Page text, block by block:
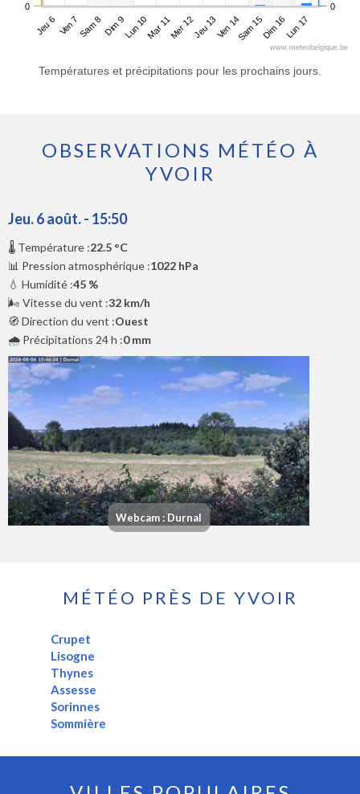
Jeu 6 Ven 7Sam 8Dim 9Lun 10Mar 11Mer 12Jeu 13Ven 14Sam 15Dim 16Lun 17
0 0
www.meteobelgique.be
Températures et précipitations pour les prochains jours.
OBSERVATIONS MÉTÉO À
YVOIR
Jeu. 6 août. - 15:50
🌡️ Température :22.5 °C
📊 Pression atmosphérique :1022 hPa
💧 Humidité :45 %
🌬️ Vitesse du vent :32 km/h
🧭 Direction du vent :Ouest
🌧️ Précipitations 24 h :0 mm
Webcam : Durnal
MÉTÉO PRÈS DE YVOIR
Crupet
Lisogne
Thynes
Assesse
Sorinnes
Sommière